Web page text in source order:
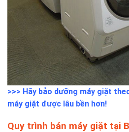
>>> Hãy bảo dưỡng máy giặt
máy giặt được lâu bền hơn!
Quy trình bán máy giặt tại